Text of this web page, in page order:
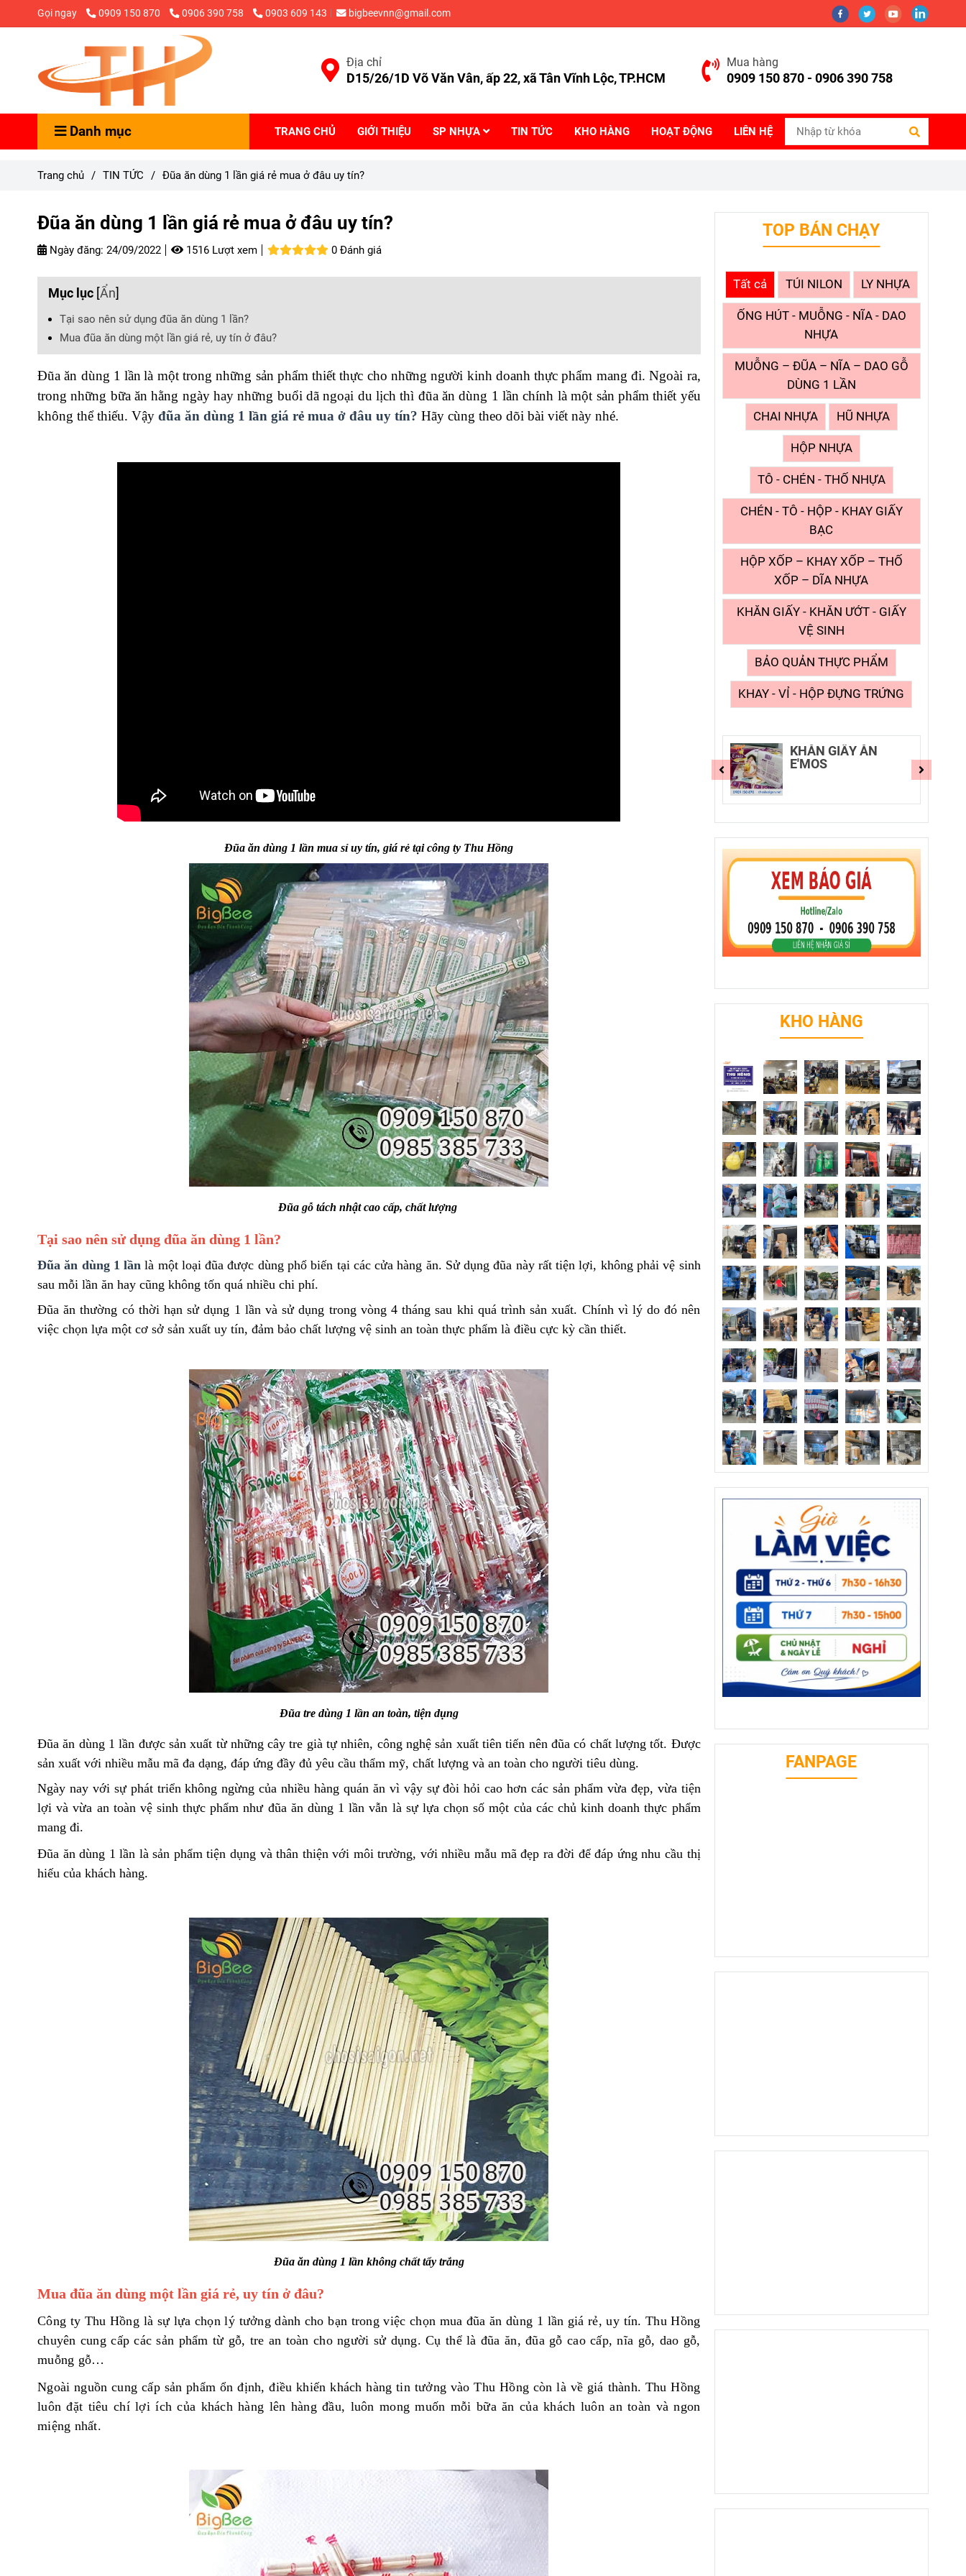
Gọi ngay 0909 150 870 0906 390 758 0903 609 143 bigbeevnn@gmail.com
Địa chỉ
D15/26/1D Võ Văn Vân, ấp 22, xã Tân Vĩnh Lộc, TP.HCM
Mua hàng
0909 150 870 - 0906 390 758
Danh mục TRANG CHỦ GIỚI THIỆU SP NHỰA TIN TỨC KHO HÀNG HOẠT ĐỘNG LIÊN HỆ
Trang chủ / TIN TỨC / Đũa ăn dùng 1 lần giá rẻ mua ở đâu uy tín?
Đũa ăn dùng 1 lần giá rẻ mua ở đâu uy tín?
Ngày đăng: 24/09/2022 1516 Lượt xem 0 Đánh giá
Mục lục [Ẩn]
Tại sao nên sử dụng đũa ăn dùng 1 lần?
Mua đũa ăn dùng một lần giá rẻ, uy tín ở đâu?
Đũa ăn dùng 1 lần là một trong những sản phẩm thiết thực cho những người kinh doanh thực phẩm mang đi. Ngoài ra,
trong những bữa ăn hằng ngày hay những buổi dã ngoại du lịch thì đũa ăn dùng 1 lần chính là một sản phẩm thiết yếu
không thể thiếu. Vậy đũa ăn dùng 1 lần giá rẻ mua ở đâu uy tín? Hãy cùng theo dõi bài viết này nhé.
Đũa ăn dùng 1 lần mua sỉ uy tín, giá rẻ tại công ty Thu Hồng
Đũa gỗ tách nhật cao cấp, chất lượng
Tại sao nên sử dụng đũa ăn dùng 1 lần?
Đũa ăn dùng 1 lần là một loại đũa được dùng phổ biến tại các cửa hàng ăn. Sử dụng đũa này rất tiện lợi, không phải vệ sinh
sau mỗi lần ăn hay cũng không tốn quá nhiều chi phí.
Đũa ăn thường có thời hạn sử dụng 1 lần và sử dụng trong vòng 4 tháng sau khi quá trình sản xuất. Chính vì lý do đó nên
việc chọn lựa một cơ sở sản xuất uy tín, đảm bảo chất lượng vệ sinh an toàn thực phẩm là điều cực kỳ cần thiết.
Đũa tre dùng 1 lần an toàn, tiện dụng
Đũa ăn dùng 1 lần được sản xuất từ những cây tre già tự nhiên, công nghệ sản xuất tiên tiến nên đũa có chất lượng tốt. Được
sản xuất với nhiều mẫu mã đa dạng, đáp ứng đầy đủ yêu cầu thẩm mỹ, chất lượng và an toàn cho người tiêu dùng.
Ngày nay với sự phát triển không ngừngcủa nhiều hàng quán ăn vì vậy sự đòi hỏi cao hơn các sản phẩm vừa đẹp, vừa tiện
lợi vàvừa an toàn vệ sinh thực phẩm như đũa ăn dùng 1 lần vẫn là sự lựa chọn số một của các chủ kinh doanh thực phẩm
mang đi.
Đũa ăn dùng 1 lần là sản phẩm tiện dụng và thân thiện với môi trường, vớinhiều mẫu mã đẹp ra đời để đáp ứng nhu cầuthị
hiếu của khách hàng.
Đũa ăn dùng 1 lần không chất tẩy trắng
Mua đũa ăn dùng một lần giá rẻ, uy tín ở đâu?
Công ty Thu Hồng là sự lựa chọn lý tưởng dành cho bạn trong việc chọn mua đũa ăn dùng 1 lần giá rẻ, uy tín. Thu Hồng
chuyên cung cấp các sản phẩm từ gỗ, tre an toàn cho người sử dụng. Cụ thể là đũa ăn, đũa gỗ cao cấp, nĩa gỗ, dao gỗ,
muỗng gỗ…
Ngoài nguồn cung cấp sản phẩm ổn định, điều khiến khách hàng tin tưởng vào Thu Hồng còn là về giá thành. Thu Hồng
luôn đặt tiêu chí lợi ích của khách hàng lên hàng đầu, luôn mong muốn mỗi bữa ăn của khách luôn an toàn và ngon
miệng nhất.
TOP BÁN CHẠY
Tất cả TÚI NILON LY NHỰA
ỐNG HÚT - MUỖNG - NĨA - DAO
NHỰA
MUỖNG – ĐŨA – NĨA – DAO GỖ
DÙNG 1 LẦN
CHAI NHỰA HŨ NHỰA
HỘP NHỰA
TÔ - CHÉN - THỐ NHỰA
CHÉN - TÔ - HỘP - KHAY GIẤY
BẠC
HỘP XỐP – KHAY XỐP – THỐ
XỐP – DĨA NHỰA
KHĂN GIẤY - KHĂN ƯỚT - GIẤY
VỆ SINH
BẢO QUẢN THỰC PHẨM
KHAY - VỈ - HỘP ĐỰNG TRỨNG
KHĂN GIẤY ĂN
E'MOS
KHO HÀNG
FANPAGE